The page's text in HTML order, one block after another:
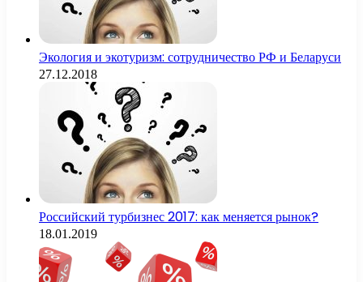
Экология и экотуризм: сотрудничество РФ и Беларуси
27.12.2018
Российский турбизнес 2017: как меняется рынок?
18.01.2019